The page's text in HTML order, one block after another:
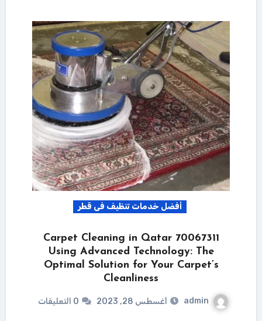
أفضل خدمات تنظيف فى قطر
70067311 Carpet Cleaning in Qatar
Using Advanced Technology: The
Optimal Solution for Your Carpet’s
Cleanliness
admin أغسطس 28, 2023 0 التعليقات